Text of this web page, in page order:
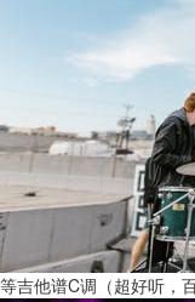
等吉他谱C调（超好听，